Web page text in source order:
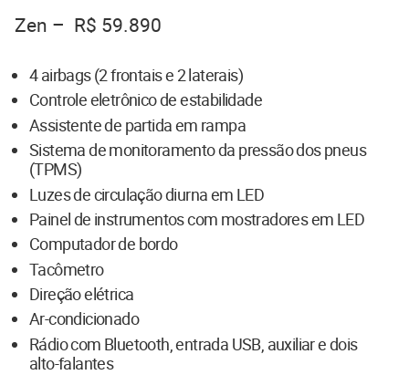
Zen – R$ 59.890
4 airbags (2 frontais e 2 laterais)
Controle eletrônico de estabilidade
Assistente de partida em rampa
Sistema de monitoramento da pressão dos pneus
(TPMS)
Luzes de circulação diurna em LED
Painel de instrumentos com mostradores em LED
Computador de bordo
Tacômetro
Direção elétrica
Ar-condicionado
Rádio com Bluetooth, entrada USB, auxiliar e dois
alto-falantes